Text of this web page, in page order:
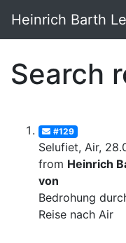
Heinrich Barth
Search
#129
Selufiet, Air,
from Heinrich
von
Bedrohung
Reise nach Air